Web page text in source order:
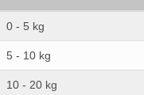
0 - 5 kg
5 - 10 kg
10 - 20 kg